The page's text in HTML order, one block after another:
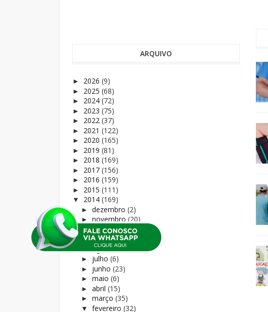
ARQUIVO
► 2026 (9)
► 2025 (68)
► 2024 (72)
► 2023 (75)
► 2022 (37)
► 2021 (122)
► 2020 (165)
► 2019 (81)
► 2018 (169)
► 2017 (156)
► 2016 (159)
► 2015 (111)
▼ 2014 (169)
► dezembro (2)
► novembro (20)
►outubro(1)
►setembro(19)
agosto(8)
► julho (6)
► junho (23)
► maio (6)
► abril (15)
► março (35)
▼ fevereiro (32)